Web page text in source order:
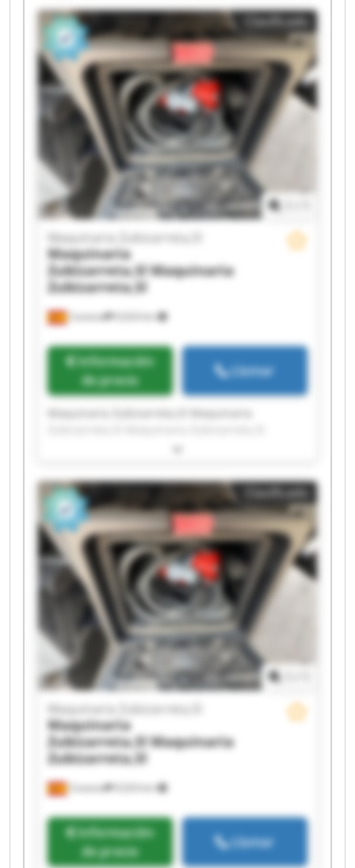
Maquinaria Zubizarreta,Sl Maquinaria
Zubizarreta,Sl Maquinaria Zubizarreta,Sl
Maquinaria Zubizarreta,Sl Maquinaria
Zubizarreta,Sl Maquinaria Zubizarreta,Sl
Maquinaria Zubizarreta,Sl Maquinaria
Zubizarreta,Sl Maquinaria Zubizarreta,Sl
Maquinaria Zubizarreta,Sl Maquinaria
Zubizarreta,Sl Maquinaria Zubizarreta,Sl
Maquinaria Zubizarreta,Sl Maquinaria
Zubizarreta,Sl
Cestona 9,024 km
Maquinaria Zubizarreta,Sl
Maquinaria
Zubizarreta,SlMaquinaria
Zubizarreta,Sl
Información
de precio
Llamar
Maquinaria Zubizarreta,Sl Maquinaria
Maquinaria Zubizarreta,Sl Maquinaria
Zubizarreta,Sl Maquinaria Zubizarreta,Sl
Maquinaria Zubizarreta,Sl Maquinaria
Zubizarreta,Sl Maquinaria Zubizarreta,Sl
Maquinaria Zubizarreta,Sl Maquinaria
Zubizarreta,Sl Maquinaria Zubizarreta,Sl
Maquinaria Zubizarreta,Sl Maquinaria
Zubizarreta,Sl Maquinaria Zubizarreta,Sl
Maquinaria Zubizarreta,Sl Maquinaria
Zubizarreta,Sl
Cestona 9,024 km
Maquinaria Zubizarreta,Sl
Maquinaria
Zubizarreta,SlMaquinaria
Zubizarreta,Sl
Información
de precio
Llamar